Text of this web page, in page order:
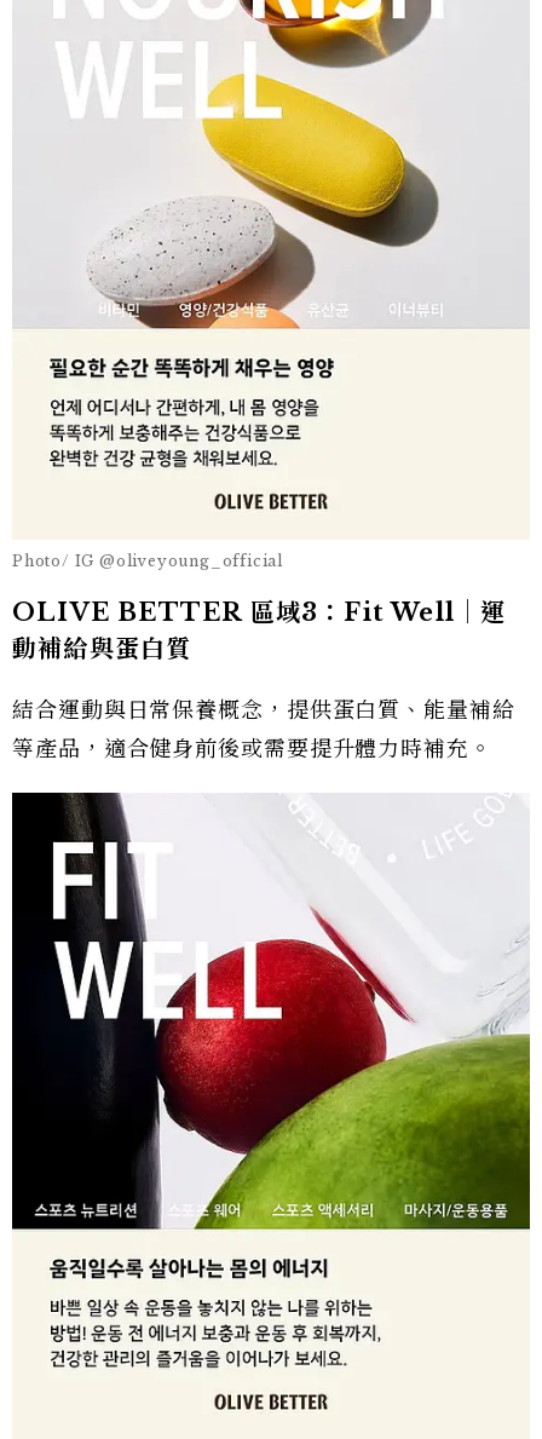
Photo/ IG @oliveyoung_official
OLIVE BETTER 區域3：Fit Well｜運
動補給與蛋白質
結合運動與日常保養概念，提供蛋白質、能量補給
等產品，適合健身前後或需要提升體力時補充。